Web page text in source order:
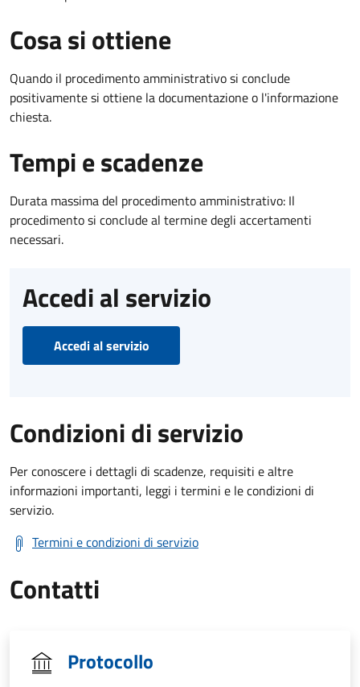
Cosa si ottiene
Quando il procedimento amministrativo si conclude
positivamente si ottiene la documentazione o l'informazione
chiesta.
Tempi e scadenze
Durata massima del procedimento amministrativo: Il
procedimento si conclude al termine degli accertamenti
necessari.
Accedi al servizio
Accedi al servizio
Condizioni di servizio
Per conoscere i dettagli di scadenze, requisiti e altre
informazioni importanti, leggi i termini e le condizioni di
servizio.
Termini e condizioni di servizio
Contatti
Protocollo